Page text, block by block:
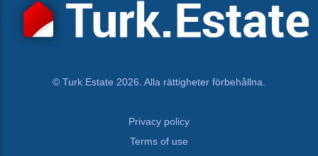
© Turk.Estate 2026. Alla rättigheter förbehållna.
Privacy policy
Terms of use